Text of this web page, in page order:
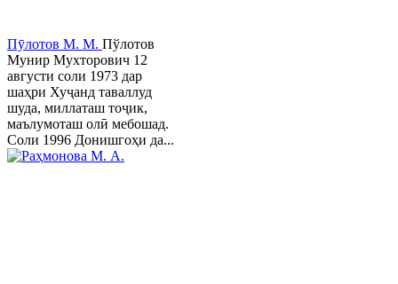
Пӯлотов М. М. Пўлотов
Мунир Мухторович 12
августи соли 1973 дар
шаҳри Хуҷанд таваллуд
шуда, миллаташ тоҷик,
маълумоташ олӣ мебошад.
Соли 1996 Донишгоҳи да...